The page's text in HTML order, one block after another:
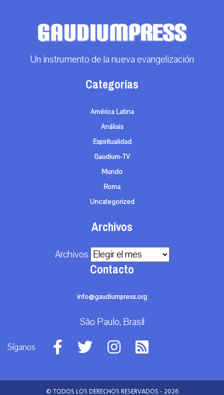
Un instrumento de la nueva evangelización
Categorías
América Latina
Análisis
Espiritualidad
Gaudium-TV
Mundo
Roma
Uncategorized
Archivos
Archivos
Contacto
info@gaudiumpress.org
São Paulo, Brasil
Síganos
© TODOS LOS DERECHOS RESERVADOS - 2026